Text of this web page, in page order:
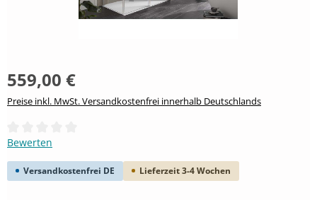
559,00 €
Preise inkl. MwSt. Versandkostenfrei innerhalb Deutschlands
Durchschnittliche Bewertung von 0 von 5 Sternen
Bewerten
Versandkostenfrei DE Lieferzeit 3-4 Wochen